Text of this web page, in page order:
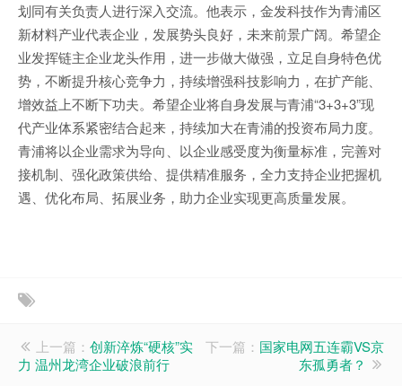
划同有关负责人进行深入交流。他表示，金发科技作为青浦区
新材料产业代表企业，发展势头良好，未来前景广阔。希望企
业发挥链主企业龙头作用，进一步做大做强，立足自身特色优
势，不断提升核心竞争力，持续增强科技影响力，在扩产能、
增效益上不断下功夫。希望企业将自身发展与青浦“3+3+3”现
代产业体系紧密结合起来，持续加大在青浦的投资布局力度。
青浦将以企业需求为导向、以企业感受度为衡量标准，完善对
接机制、强化政策供给、提供精准服务，全力支持企业把握机
遇、优化布局、拓展业务，助力企业实现更高质量发展。
上一篇： 创新淬炼“硬核”实
力 温州龙湾企业破浪前行
下一篇： 国家电网五连霸VS京
东孤勇者？